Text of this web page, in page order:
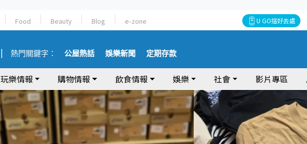
Food Beauty Blog e-zone U GO搵好去處
熱門關鍵字： 公屋熱話 娛樂新聞 定期存款
玩樂情報 購物情報 飲食情報 娛樂 社會 影片專區